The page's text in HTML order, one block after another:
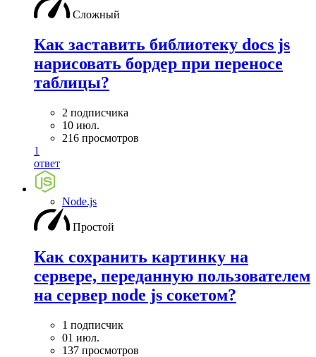
Сложный
Как заставить библиотеку docs js
нарисовать бордер при переносе
таблицы?
2 подписчика
10 июл.
216 просмотров
1
ответ
Node.js
Простой
Как сохранить картинку на
сервере, переданную пользователем
на сервер node js сокетом?
1 подписчик
01 июл.
137 просмотров